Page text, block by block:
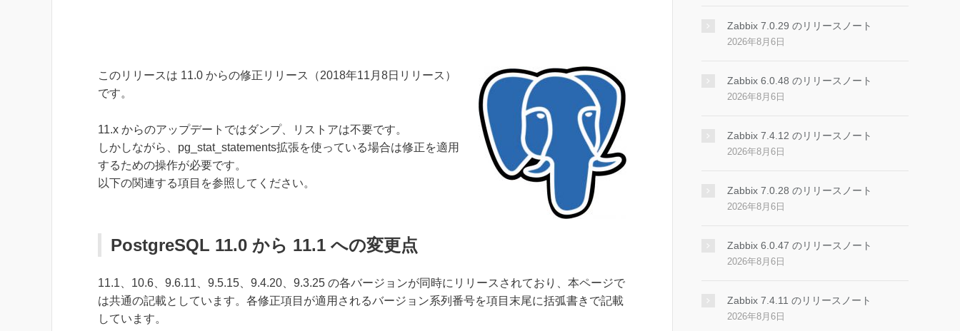
このリリースは 11.0 からの修正リリース（2018年11月8日リリース）
です。
11.x からのアップデートではダンプ、リストアは不要です。
しかしながら、pg_stat_statements拡張を使っている場合は修正を適用
するための操作が必要です。
以下の関連する項目を参照してください。
PostgreSQL 11.0 から 11.1 への変更点
11.1、10.6、9.6.11、9.5.15、9.4.20、9.3.25 の各バージョンが同時にリリースされており、本ページで
は共通の記載としています。各修正項目が適用されるバージョン系列番号を項目末尾に括弧書きで記載
しています。
Zabbix 7.0.29 のリリースノート
2026年8月6日
Zabbix 6.0.48 のリリースノート
2026年8月6日
Zabbix 7.4.12 のリリースノート
2026年8月6日
Zabbix 7.0.28 のリリースノート
2026年8月6日
Zabbix 6.0.47 のリリースノート
2026年8月6日
Zabbix 7.4.11 のリリースノート
2026年8月6日